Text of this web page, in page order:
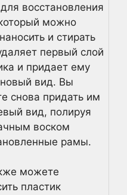
восстановления
можно
и стирать
первый слой
и придает ему
вид. Вы
снова придать им
вид, полируя
воском
рамы.
можете
пластик